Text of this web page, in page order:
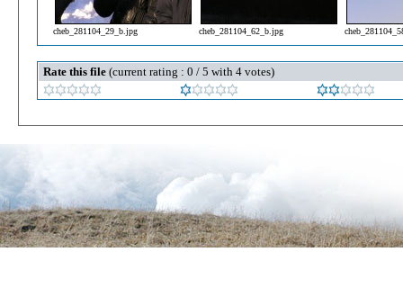
cheb_281104_29_b.jpg cheb_281104_62_b.jpg
Rate this file (current rating : 0 / 5 with 4 votes)